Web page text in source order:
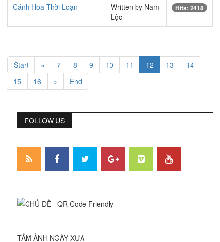
Cánh Hoa Thời Loạn
Written by Nam
Lộc
Hits: 2418
Start « 7 8 9 10 11 12 13
14
15
16 » End
FOLLOW US
TẤM ẢNH NGÀY XƯA